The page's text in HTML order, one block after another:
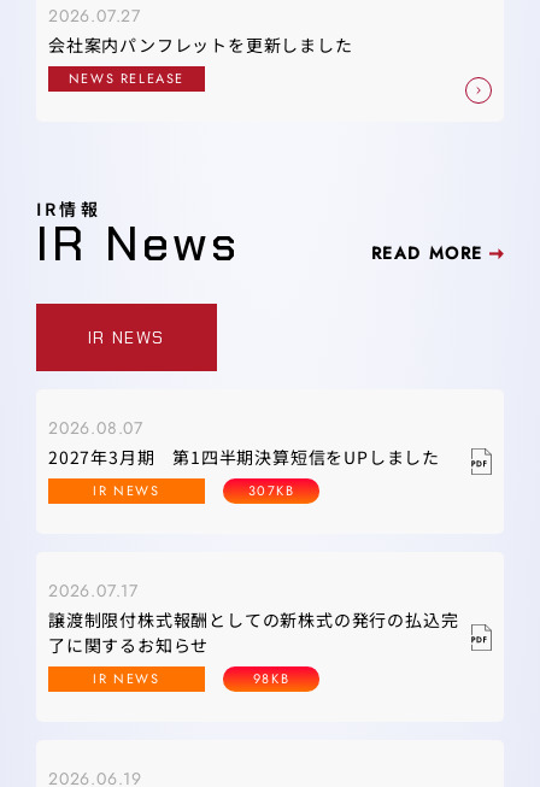
2026.07.27
会社案内パンフレットを更新しました
NEWS RELEASE
IR情報
IR News READ MORE
IR NEWS
2026.08.07
2027年3月期 第1四半期決算短信をUPしました
IR NEWS 307KB
2026.07.17
譲渡制限付株式報酬としての新株式の発行の払込完
了に関するお知らせ
IR NEWS 98KB
2026.06.19